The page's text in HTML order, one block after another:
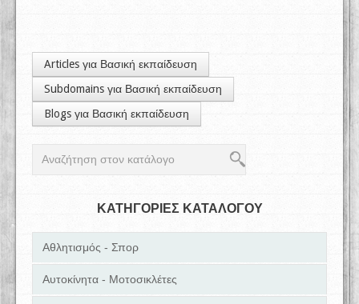
Articles για Βασική εκπαίδευση
Subdomains για Βασική εκπαίδευση
Blogs για Βασική εκπαίδευση
ΚΑΤΗΓΟΡΙΕΣ ΚΑΤΑΛΟΓΟΥ
Αθλητισμός - Σπορ
Αυτοκίνητα - Μοτοσικλέτες